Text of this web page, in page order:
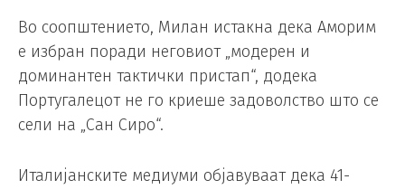
Во соопштението, Милан истакна дека Аморим
е избран поради неговиот „модерен и
доминантен тактички пристап“, додека
Португалецот не го криеше задоволство што се
сели на „Сан Сиро“.
Италијанските медиуми објавуваат дека 41-